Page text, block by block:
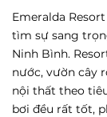
Emeralda
tìm sự sang
Ninh Bình.
nước, vườn cây
nội thất theo
bơi đều rất tốt,